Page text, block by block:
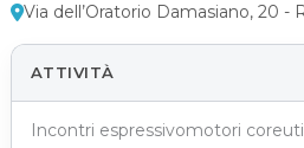
Via dell’Oratorio Damasiano, 20 -
ATTIVITÀ
Incontri espressivomotori